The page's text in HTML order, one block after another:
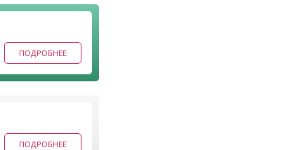
ПОДРОБНЕЕ
ПОДРОБНЕЕ